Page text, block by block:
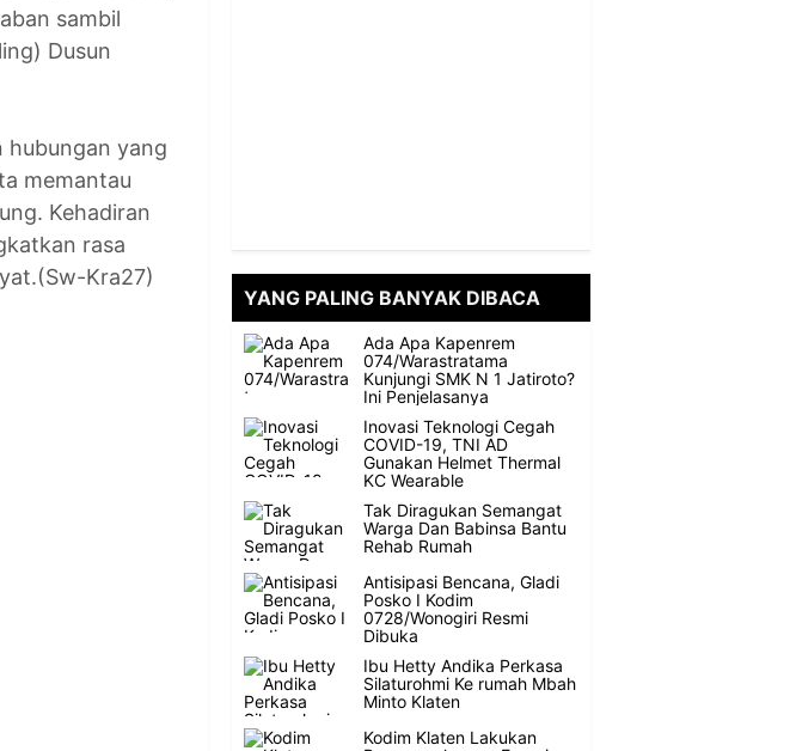
sambil
Dusun
hubungan yang
memantau
Kehadiran
rasa
Kra27)
YANG PALING BANYAK DIBACA
Ada Apa Kapenrem
074/Warastratama
Kunjungi SMK N 1 Jatiroto?
Ini Penjelasanya
Inovasi Teknologi Cegah
COVID-19, TNI AD
Gunakan Helmet Thermal
KC Wearable
Tak Diragukan Semangat
Warga Dan Babinsa Bantu
Rehab Rumah
Antisipasi Bencana, Gladi
Posko I Kodim
0728/Wonogiri Resmi
Dibuka
Ibu Hetty Andika Perkasa
Silaturohmi Ke rumah Mbah
Minto Klaten
Kodim Klaten Lakukan